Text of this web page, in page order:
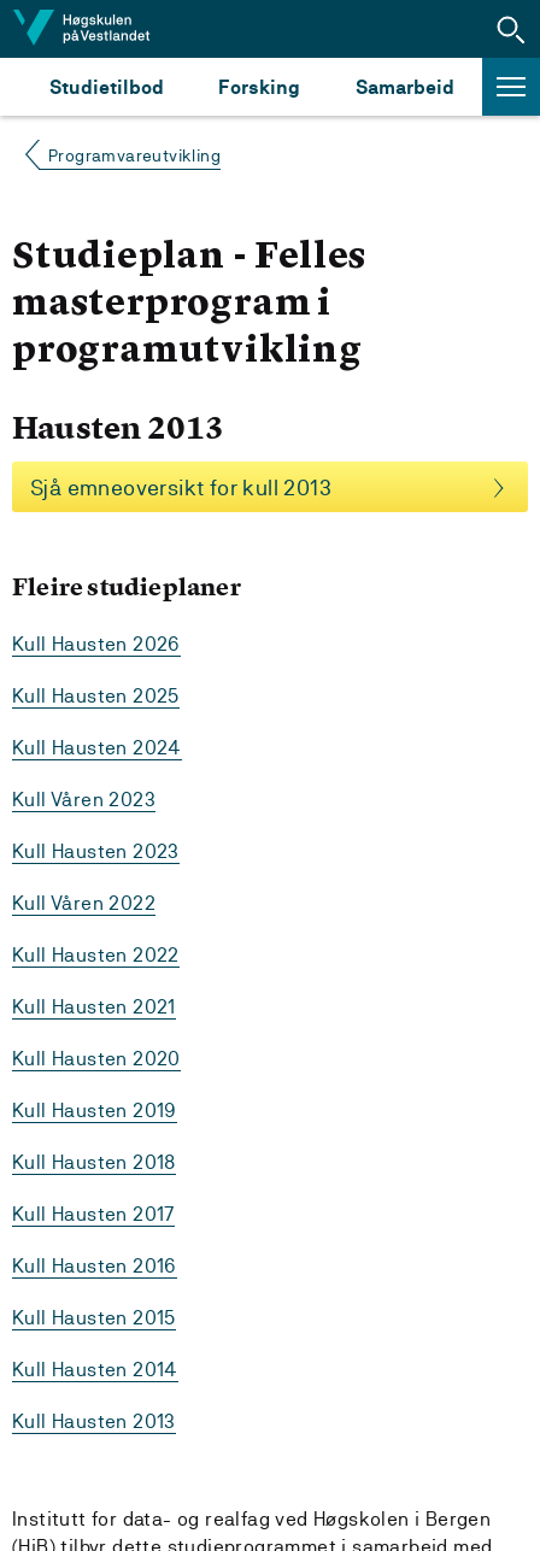
Hopp til innhald
Studietilbod Forsking Samarbeid
Programvareutvikling
Studieplan - Felles
masterprogram i
programutvikling
Hausten 2013
Sjå emneoversikt for kull 2013
Fleire studieplaner
Kull Hausten 2026
Kull Hausten 2025
Kull Hausten 2024
Kull Våren 2023
Kull Hausten 2023
Kull Våren 2022
Kull Hausten 2022
Kull Hausten 2021
Kull Hausten 2020
Kull Hausten 2019
Kull Hausten 2018
Kull Hausten 2017
Kull Hausten 2016
Kull Hausten 2015
Kull Hausten 2014
Kull Hausten 2013
Institutt for data- og realfag ved Høgskolen i Bergen